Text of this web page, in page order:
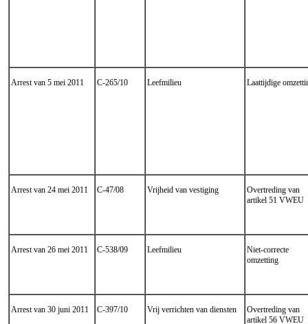
Arrest van 5 mei 2011 C-265/10 Leefmilieu Laattijdige
Arrest van 24 mei 2011 C-47/08 Vrijheid van vestiging
Overtreding van
artikel 51 VWEU
Arrest van 26 mei 2011 C-538/09 Leefmilieu
Niet-correcte
omzetting
Arrest van 30 juni 2011 C-397/10 Vrij verrichten van diensten
Overtreding van
artikel 56 VWEU